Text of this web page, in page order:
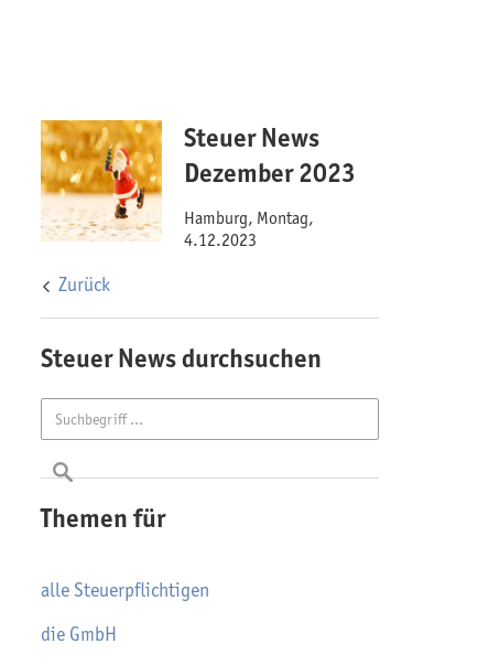
Steuer News
Dezember 2023
Hamburg, Montag,
4.12.2023
Zurück
Steuer News durchsuchen
Themen für
alle Steuerpflichtigen
die GmbH